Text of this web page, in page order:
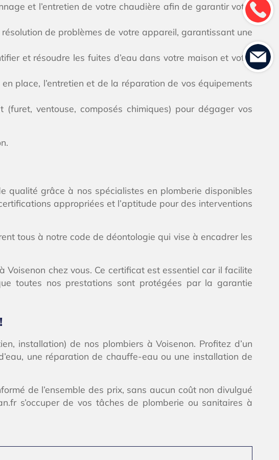
et l’entretien de votre chaudière afin de garantir votre
de problèmes de votre appareil, garantissant une
et résoudre les fuites d’eau dans votre maison et votre
place, l’entretien et de la réparation de vos équipements
ventouse, composés chimiques) pour dégager vos
qualité grâce à nos spécialistes en plomberie disponibles
appropriées et l’aptitude pour des interventions
tous à notre code de déontologie qui vise à encadrer les
chez vous. Ce certificat est essentiel car il facilite
toutes nos prestations sont protégées par la garantie
installation) de nos plombiers à Voisenon. Profitez d’un
une réparation de chauffe-eau ou une installation de
de l’ensemble des prix, sans aucun coût non divulgué
s’occuper de vos tâches de plomberie ou sanitaires à